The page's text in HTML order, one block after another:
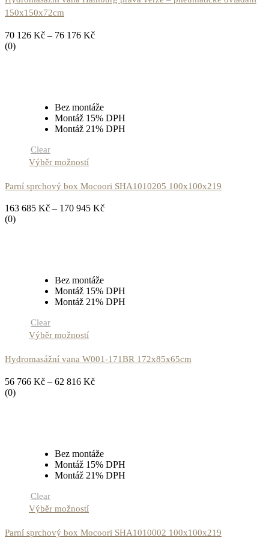
150x150x72cm
70 126 Kč – 76 176 Kč
(0)
Bez montáže
Montáž 15% DPH
Montáž 21% DPH
Clear
Výběr možností
Parní sprchový box Mocoori SHA1010205 100x100x219
163 685 Kč – 170 945 Kč
(0)
Bez montáže
Montáž 15% DPH
Montáž 21% DPH
Clear
Výběr možností
Hydromasážní vana W001-171BR 172x85x65cm
56 766 Kč – 62 816 Kč
(0)
Bez montáže
Montáž 15% DPH
Montáž 21% DPH
Clear
Výběr možností
Parní sprchový box Mocoori SHA1010002 100x100x219